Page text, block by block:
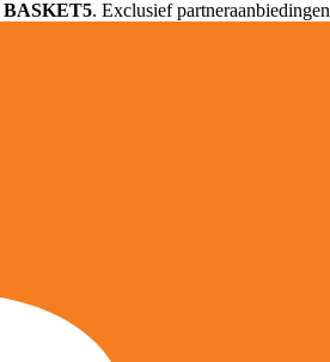
BASKET5. Exclusief partneraanbiedingen